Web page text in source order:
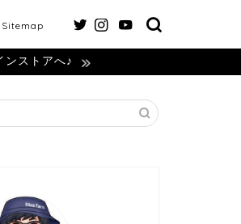
Sitemap
ンストアへ♪